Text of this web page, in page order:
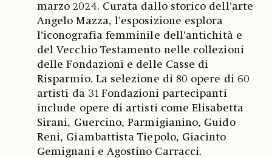
marzo 2024. Curata dallo storico dell’arte
Angelo Mazza, l’esposizione esplora
l’iconografia femminile dell’antichità e
del Vecchio Testamento nelle collezioni
delle Fondazioni e delle Casse di
Risparmio. La selezione di 80 opere di 60
artisti da 31 Fondazioni partecipanti
include opere di artisti come Elisabetta
Sirani, Guercino, Parmigianino, Guido
Reni, Giambattista Tiepolo, Giacinto
Gemignani e Agostino Carracci.